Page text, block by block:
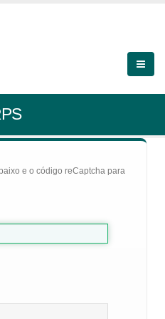
e o código reCaptcha para